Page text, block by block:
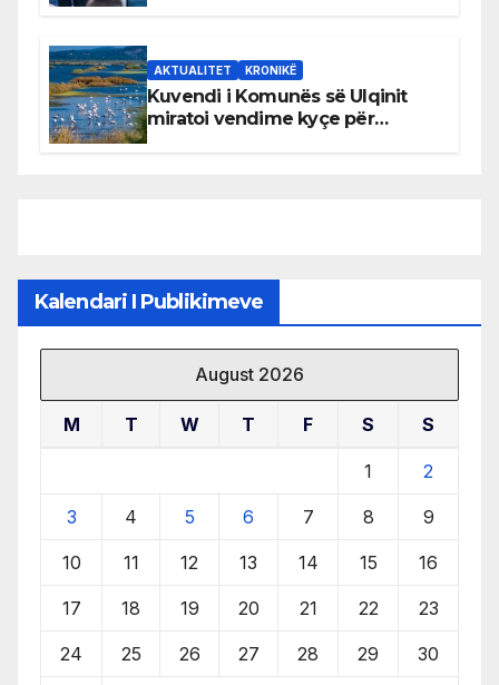
AKTUALITET KRONIKË
Kuvendi i Komunës së Ulqinit
miratoi vendime kyçe për
Kalendari I Publikimeve
August 2026
M T W T F S S
1 2
3 4 5 6 7 8 9
10 11 12 13 14 15 16
17 18 19 20 21 22 23
24 25 26 27 28 29 30